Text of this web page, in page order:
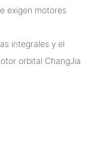
exigen motores
integrales y el
orbital ChangJia